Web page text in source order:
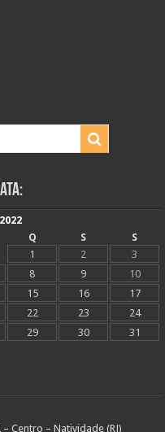
Q S
S
1
2
3
8 9
10
15 16
17
22 23
24
29 30
31
Centro – Natividade (RJ)